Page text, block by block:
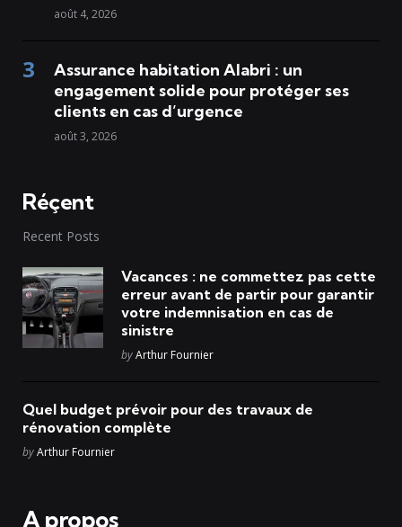
août 4, 2026
Assurance habitation Alabri : un
engagement solide pour protéger ses
clients en cas d’urgence
août 3, 2026
Réçent
Recent Posts
Vacances : ne commettez pas cette
erreur avant de partir pour garantir
votre indemnisation en cas de
sinistre
Posted
byArthur Fournier
Quel budget prévoir pour des travaux de
rénovation complète
Posted
byArthur Fournier
A propos